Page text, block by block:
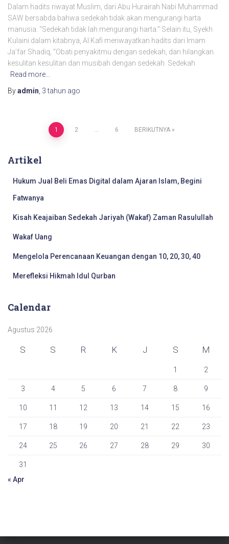
Dalam hadits riwayat Muslim, dari Abu Hurairah Nabi Muhammad
SAW bersabda bahwa sedekah tidak akan mengurangi harta
manusia. “Sedekah tidak lah mengurangi harta.” Selain itu, Syekh
Kulaini dalam kitabnya, Al Kafi meriwayatkan hadits dari Imam
Ja’far Shadiq, “Obati penyakitmu dengan sedekah, dan hilangkan
kesulitan kesulitan dan musibah dengan sedekah. Sedekah
Read more…
Byadmin 3 tahun ago
Navigasi
pos
1 2 … 6 BERIKUTNYA
Artikel
Hukum Jual Beli Emas Digital dalam Ajaran Islam, Begini
Fatwanya
Kisah Keajaiban Sedekah Jariyah (Wakaf) Zaman Rasulullah
Wakaf Uang
Mengelola Perencanaan Keuangan dengan 10, 20, 30, 40
Merefleksi Hikmah Idul Qurban
Calendar
Agustus 2026
S S R K J S M
1 2
3 4 5 6 7 8 9
10 11 12 13 14 15 16
17 18 19 20 21 22 23
24 25 26 27 28 29 30
31
« Apr